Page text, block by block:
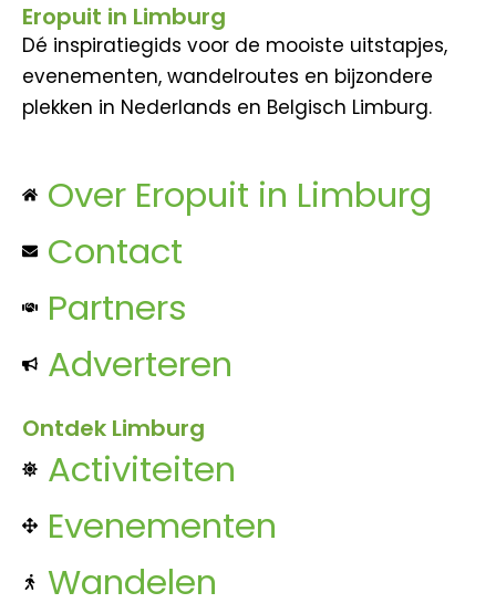
Eropuit in Limburg
Dé inspiratiegids voor de mooiste uitstapjes,
evenementen, wandelroutes en bijzondere
plekken in Nederlands en Belgisch Limburg.
Over Eropuit in Limburg
Contact
Partners
Adverteren
Ontdek Limburg
Activiteiten
Evenementen
Wandelen